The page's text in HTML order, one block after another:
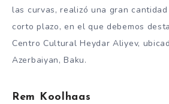
las curvas, realizó una gran
corto plazo, en el que debemos
Centro Cultural Heydar Aliyev,
Azerbaiyan, Baku.
Rem Koolhaas